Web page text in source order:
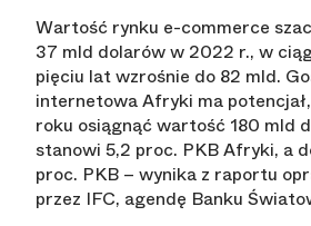
Wartość rynku e-commerce
37 mld dolarów w 2022 r., w
pięciu lat wzrośnie do 82 mld.
internetowa Afryki ma
roku osiągnąć wartość 180 mld
stanowi 5,2 proc. PKB Afryki, a
proc. PKB – wynika z raportu
przez IFC, agendę Banku